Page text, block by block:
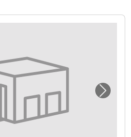
pour "Stockage à Saint-